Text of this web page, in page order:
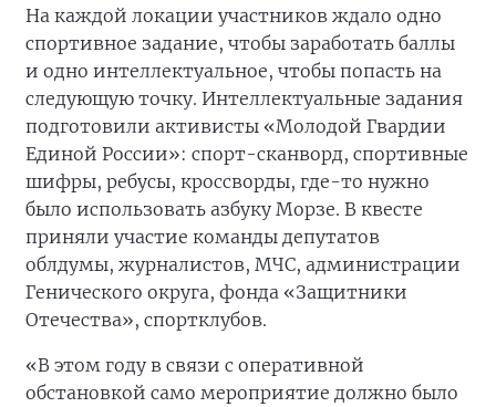
На каждой локации участников ждало одно
спортивное задание, чтобы заработать баллы
и одно интеллектуальное, чтобы попасть на
следующую точку. Интеллектуальные задания
подготовили активисты «Молодой Гвардии
Единой России»: спорт-сканворд, спортивные
шифры, ребусы, кроссворды, где-то нужно
было использовать азбуку Морзе. В квесте
приняли участие команды депутатов
облдумы, журналистов, МЧС, администрации
Генического округа, фонда «Защитники
Отечества», спортклубов.
«В этом году в связи с оперативной
обстановкой само мероприятие должно было